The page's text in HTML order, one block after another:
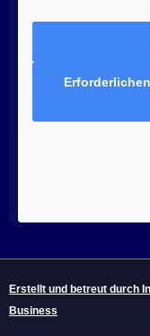
Erstellt und betreut durch
Business